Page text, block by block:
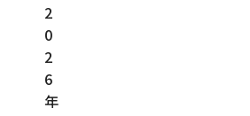
2
0
2
6
年